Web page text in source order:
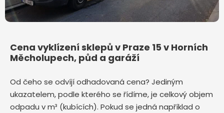
Cena vyklízení sklepů v Praze 15 v Horních
Měcholupech, půd a garáží
Od čeho se odvíjí odhadovaná cena? Jediným
ukazatelem, podle kterého se řídíme, je celkový objem
odpadu v m³ (kubících). Pokud se jedná například o